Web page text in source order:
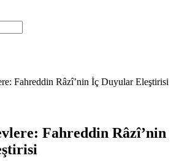
Fahreddin Râzî’nin İç Duyular Eleştirisi
Fahreddin Râzî’nin